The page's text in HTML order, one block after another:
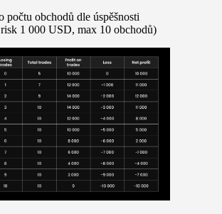
počtu obchodů dle úspěšnosti
1 000 USD, max 10 obchodů)